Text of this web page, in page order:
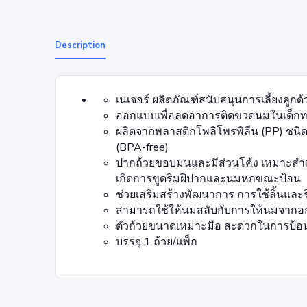
Description
เนเจอร์ ผลิตภัณฑ์สนับสนุนการเลี้ยงลูก
ออกแบบเพื่อลดอาการติดขวดนมในเด็ก
ผลิตจากพลาสติกโพลิโพรพิลีน (PP) ชนิ
(BPA-free)
ปากถ้วยขอบมนและมีส่วนโค้ง เหมาะส
เกิดการขูดริมฝีปากและนมหกขณะป้อน
ช่วยเสริมสร้างพัฒนาการ การใช้ลิ้นแล
สามารถใช้ให้นมสลับกับการให้นมจากอ
ตัวถ้วยขนาดเหมาะมือ สะดวกในการป้
บรรจุ 1 ถ้วย/แพ็ก